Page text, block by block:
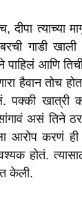
दीपा त्याच्या
गाडी खाली
पाहिलं आणि
हैवान तोच
पक्की
सांगावं असं तिने
आरोप करणं ही
होतं.
केली.